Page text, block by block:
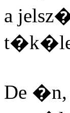
a
De